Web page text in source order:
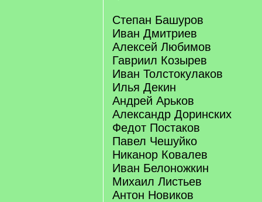
Степан Башуров
Иван Дмитриев
Алексей Любимов
Гавриил Козырев
Иван Толстокулаков
Илья Декин
Андрей Арьков
Александр Доринских
Федот Постаков
Павел Чешуйко
Никанор Ковалев
Иван Белоножкин
Михаил Листьев
Антон Новиков